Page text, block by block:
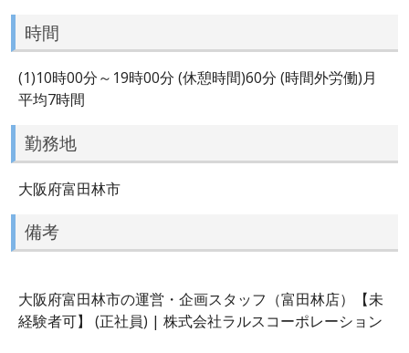
時間
(1)10時00分～19時00分 (休憩時間)60分 (時間外労働)月
平均7時間
勤務地
大阪府富田林市
備考
大阪府富田林市の運営・企画スタッフ（富田林店）【未
経験者可】 (正社員) | 株式会社ラルスコーポレーション